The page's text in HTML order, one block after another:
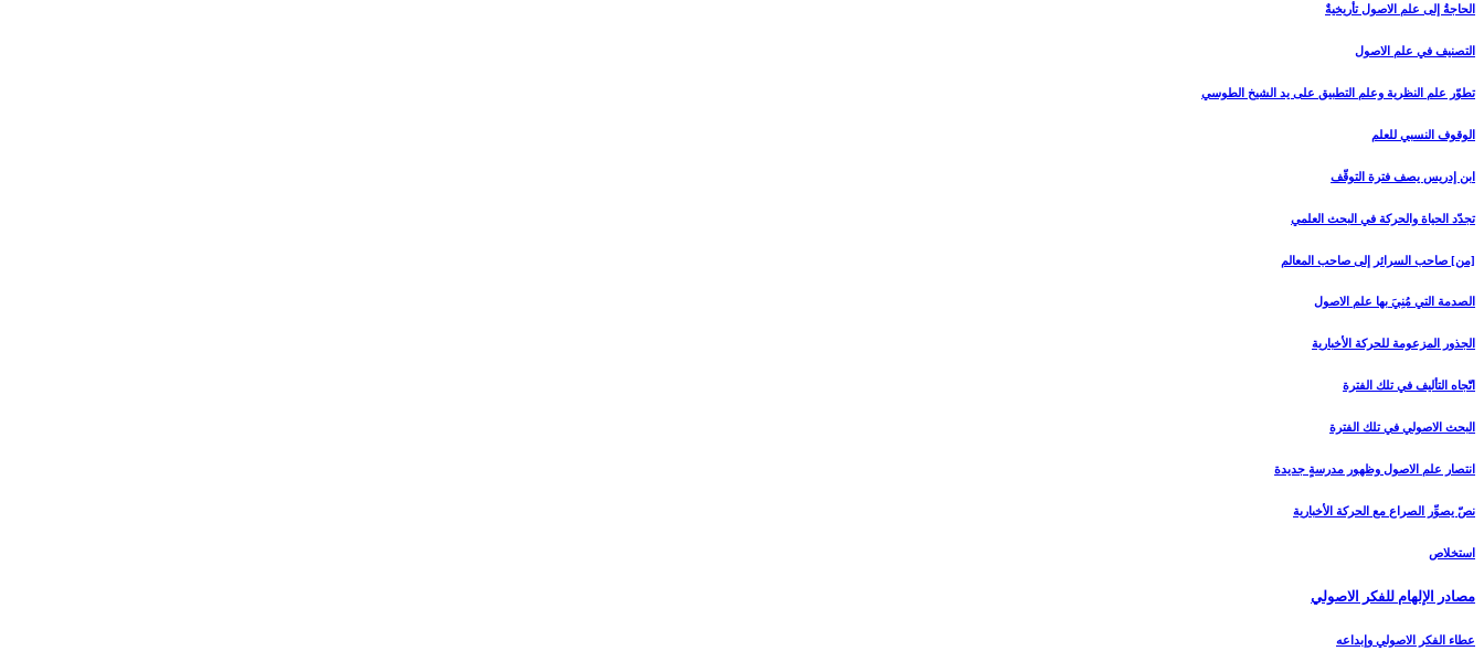
الحاجةُ إلى علم الاصول تأريخيةٌ
التصنيف في علم الاصول
تطوّر علم النظرية وعلم التطبيق على يد الشيخ الطوسي
الوقوف النسبي للعلم
ابن إدريس يصف فترة التوقّف
تجدّد الحياة والحركة في البحث العلمي
[من‏] صاحب السرائر إلى صاحب المعالم
الصدمة التي مُنِيَ بها علم الاصول
الجذور المزعومة للحركة الأخبارية
اتّجاه التأليف في تلك الفترة
البحث الاصولي في تلك الفترة
انتصار علم الاصول وظهور مدرسةٍ جديدة
نصّ يصوِّر الصراع مع الحركة الأخبارية
استخلاص
مصادر الإلهام للفكر الاصولي‏
عطاء الفكر الاصولي وإبداعه